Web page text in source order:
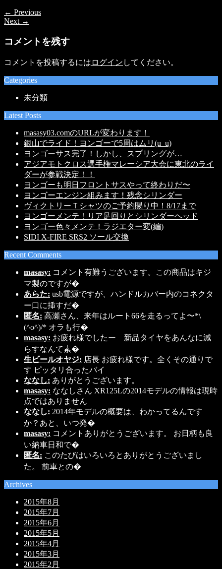
← Previous
Next →
コメントを残す
コメントを投稿するには ログイン してください。
Categories
未分類
Latest Posts
masasy03.comのURLが変わります！
銀山でライド！ヨンゴーで5周はムリ(u_u)
ヨンゴーサス完了！しかし、スプリングが…
アジアモトクロス選手権マレーシア大会に東北のライ
ダーが参戦決定！！
ヨンゴーも明日フロントサスやって終わりだ〜
ヨンゴーエンジン組みます！残念シリンダー
ヴィクトリーＴシャツのご予約賜り中！8/17まで
ヨンゴーメンテ！リア足回りとシリンダーヘッド
ヨンゴー色々メンテ！ラジエター変(編)
SIDI X-FIRE SRS2 ソール交換
Recent Comments
masasy: コメント有難うございます。この商品はキジ
マ製のですが�
あらた: usb電源ですが、ハンドルカバー内のコネクタ
ー口に挿すだ�
匿名: 高瀬さん、来年はルート66を走るってよ〜*\
(^o^)/* オラも行�
masasy: お疲れ様でしたー 新品タイヤをあんなに減
らすなんて素�
生ビールオヤジ: 店長 お疲れ様です。全くその通りで
す ピッタリ合ったバイ
ななし: ありがとうございます。
masasy: ななしさん XR125Lの2014モデルの情報は現時
点ではありません
ななし: 2014年モデルの概要は、わかってるんです
か？あと、いつ発�
masasy: コメントありがとうございます。 お日柄も良
い納車日和で�
匿名: このたびはいろいろとありがとうございまし
た。 前車との�
Archives
2015年8月
2015年7月
2015年6月
2015年5月
2015年4月
2015年3月
2015年2月